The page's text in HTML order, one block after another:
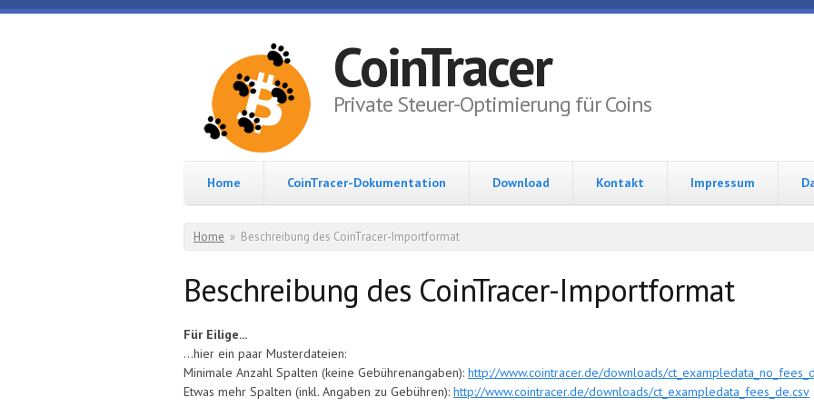
Skip to main content
CoinTracer
Private Steuer-Optimierung für Coins
Home CoinTracer-Dokumentation Download Kontakt Impressum
You are here
Home » Beschreibung des CoinTracer-Importformat
Beschreibung des CoinTracer-Importformat
Für Eilige...
...hier ein paar Musterdateien:
Minimale Anzahl Spalten (keine Gebührenangaben): http://www.cointracer.de/downloads/
Etwas mehr Spalten (inkl. Angaben zu Gebühren): http://www.cointracer.de/downloads/ct_exampledata_fees_de.csv